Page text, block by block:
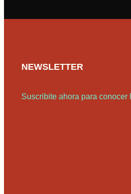
NEWSLETTER
Suscribite ahora para conocer